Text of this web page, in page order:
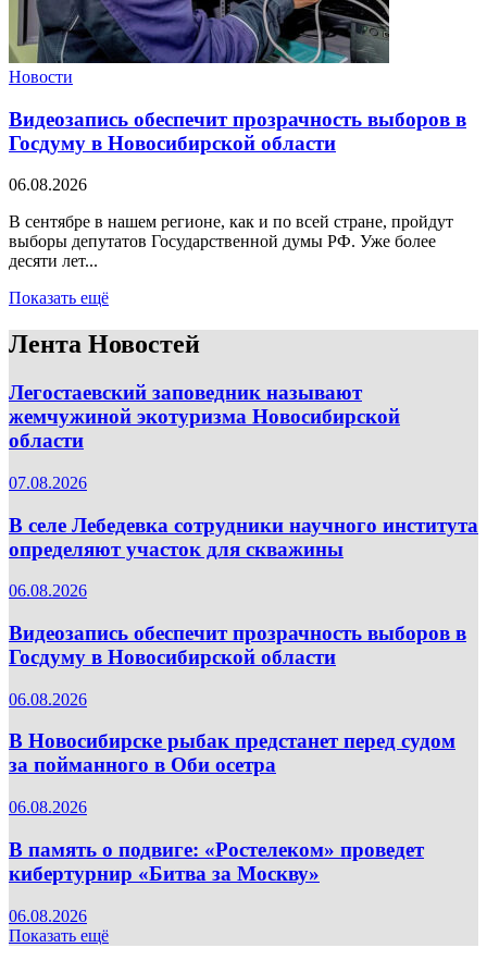
Новости
Видеозапись обеспечит прозрачность выборов в
Госдуму в Новосибирской области
06.08.2026
В сентябре в нашем регионе, как и по всей стране, пройдут
выборы депутатов Государственной думы РФ. Уже более
десяти лет...
Показать ещё
Лента Новостей
Легостаевский заповедник называют
жемчужиной экотуризма Новосибирской
области
07.08.2026
В селе Лебедевка сотрудники научного института
определяют участок для скважины
06.08.2026
Видеозапись обеспечит прозрачность выборов в
Госдуму в Новосибирской области
06.08.2026
В Новосибирске рыбак предстанет перед судом
за пойманного в Оби осетра
06.08.2026
В память о подвиге: «Ростелеком» проведет
кибертурнир «Битва за Москву»
06.08.2026
Показать ещё